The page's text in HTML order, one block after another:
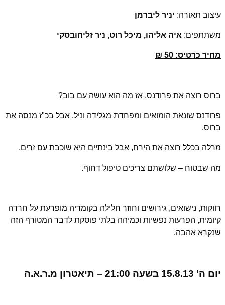
עיצוב תאורה: יניר ליברמן
משתתפים: איה אליהו, מיכל רוט, ניר זליחובסקי
מחיר כרטיס: 50 ₪
ברוס רוצה את פרודנס, אז מה הוא עושה עם בוב?
פרודנס שונאת הומואים ומפחדת מגלידה וניל, אבל בכ"ז מנסה את
ברוס.
מרלה בכלל רוצה את הירח, אבל בינתיים היא שוכבת עם זרים.
מה שבטוח – שלושתם צריכים טיפול דחוף.
רווקות, נישואים, גירושים וחוזר חלילה בקומדיה מופרעת על חרדה
קיומית, הפרעות נפשיות וכמיהה בלתי פוסקת לדבר המטורף הזה
שנקרא אהבה.
יום ה' 15.8.13 בשעה 21:00 – תיאטרון מ.ר.א.ה